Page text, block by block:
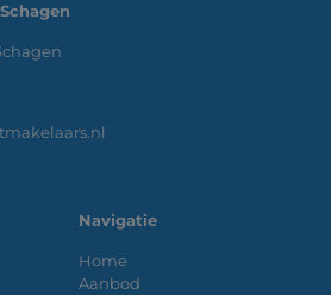
Navigatie
Home
Aanbod